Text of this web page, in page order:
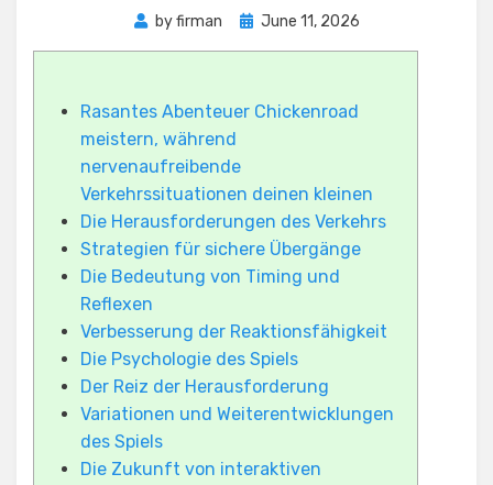
byfirman
Posted
June 11, 2026
Rasantes Abenteuer Chickenroad
meistern, während
nervenaufreibende
Verkehrssituationen deinen kleinen
Die Herausforderungen des Verkehrs
Strategien für sichere Übergänge
Die Bedeutung von Timing und
Reflexen
Verbesserung der Reaktionsfähigkeit
Die Psychologie des Spiels
Der Reiz der Herausforderung
Variationen und Weiterentwicklungen
des Spiels
Die Zukunft von interaktiven